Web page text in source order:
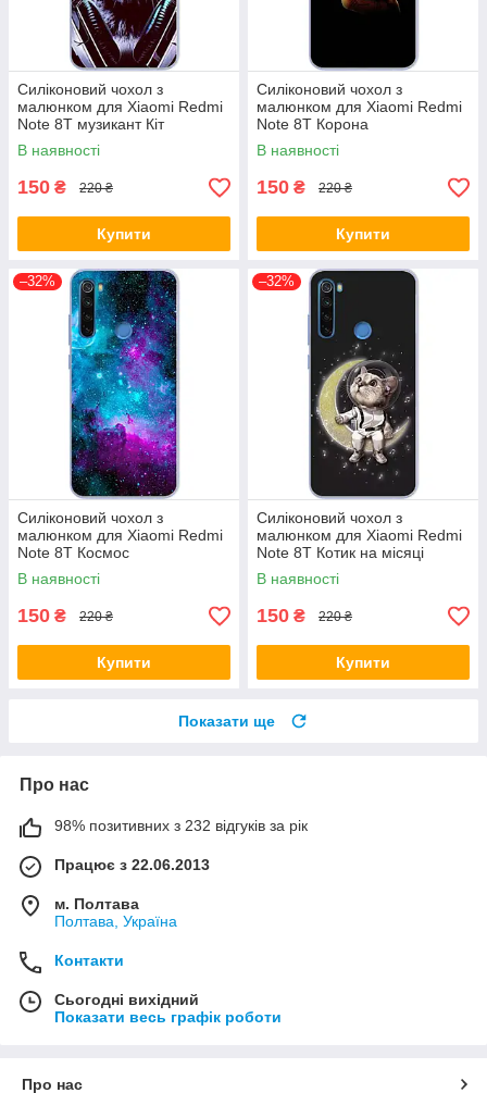
Силіконовий чохол з
малюнком для Xiaomi Redmi
Note 8T музикант Кіт
В наявності
150 ₴ 220 ₴
Купити
Силіконовий чохол з
малюнком для Xiaomi Redmi
Note 8T Корона
В наявності
150 ₴ 220 ₴
Купити
–32%
Силіконовий чохол з
малюнком для Xiaomi Redmi
Note 8T Космос
В наявності
150 ₴ 220 ₴
Купити
–32%
Силіконовий чохол з
малюнком для Xiaomi Redmi
Note 8T Котик на місяці
В наявності
150 ₴ 220 ₴
Купити
Показати ще
Про нас
98% позитивних з 232 відгуків за рік
Працює з 22.06.2013
м. Полтава
Полтава, Україна
Контакти
Сьогодні вихідний
Показати весь графік роботи
Про нас